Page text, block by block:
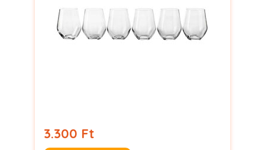
3.300 Ft